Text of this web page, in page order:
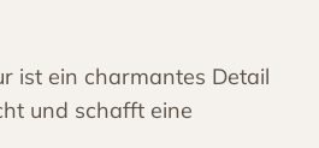
ist ein charmantes Detail
und schafft eine